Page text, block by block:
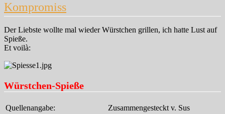
nur
um
Kompromiss
Der Liebste wollte mal wieder Würstchen grillen, ich hatte Lust auf
Spieße.
Et voilà:
Würstchen-Spieße
Quellenangabe:
Zusammengesteckt v. Sus